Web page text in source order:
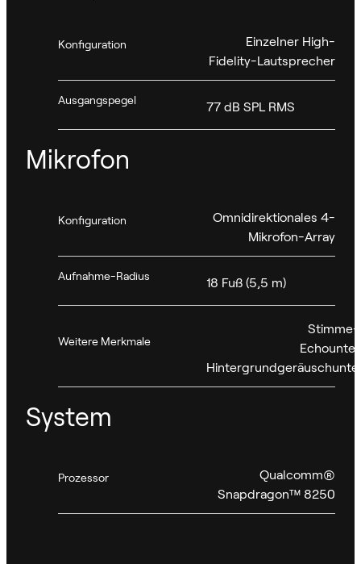
Konfiguration
Einzelner High-
Fidelity-Lautsprecher
Ausgangspegel 77 dB SPL RMS
Mikrofon
Konfiguration
Omnidirektionales 4-
Mikrofon-Array
Aufnahme-Radius 18 Fuß (5,5 m)
Weitere Merkmale
System
Prozessor
Qualcomm®
Snapdragon™ 8250